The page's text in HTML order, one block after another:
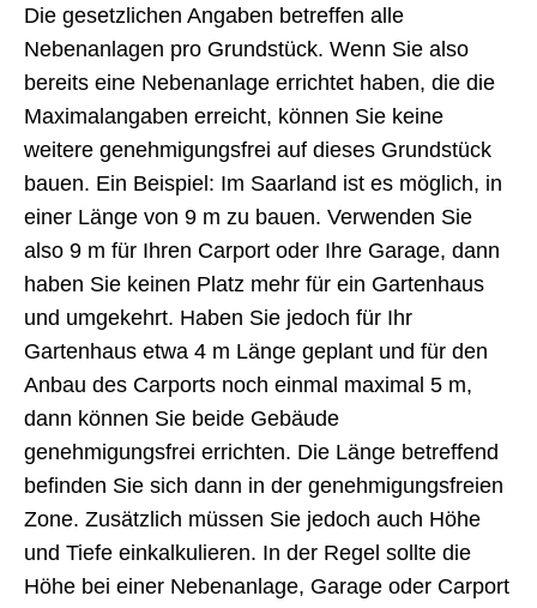
Die gesetzlichen Angaben betreffen alle
Nebenanlagen pro Grundstück. Wenn Sie also
bereits eine Nebenanlage errichtet haben, die die
Maximalangaben erreicht, können Sie keine
weitere genehmigungsfrei auf dieses Grundstück
bauen. Ein Beispiel: Im Saarland ist es möglich, in
einer Länge von 9 m zu bauen. Verwenden Sie
also 9 m für Ihren Carport oder Ihre Garage, dann
haben Sie keinen Platz mehr für ein Gartenhaus
und umgekehrt. Haben Sie jedoch für Ihr
Gartenhaus etwa 4 m Länge geplant und für den
Anbau des Carports noch einmal maximal 5 m,
dann können Sie beide Gebäude
genehmigungsfrei errichten. Die Länge betreffend
befinden Sie sich dann in der genehmigungsfreien
Zone. Zusätzlich müssen Sie jedoch auch Höhe
und Tiefe einkalkulieren. In der Regel sollte die
Höhe bei einer Nebenanlage, Garage oder Carport